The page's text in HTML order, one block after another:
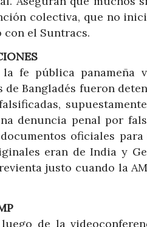
colectiva, que no
con el Suntracs.
fe pública panameña
de Bangladés fueron
denuncia penal por
oficiales
eran de India y
justo cuando la
de la